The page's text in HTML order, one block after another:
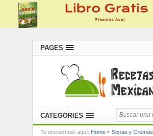
PAGES
CATEGORIES
Te encuentras aquí: Home Sopas y Cremas